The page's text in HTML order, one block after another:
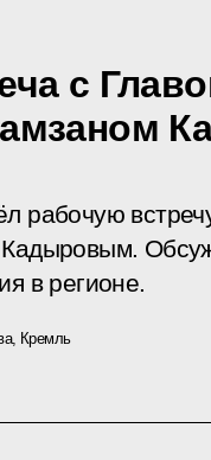
с
рабочую
в регионе.
Кремль